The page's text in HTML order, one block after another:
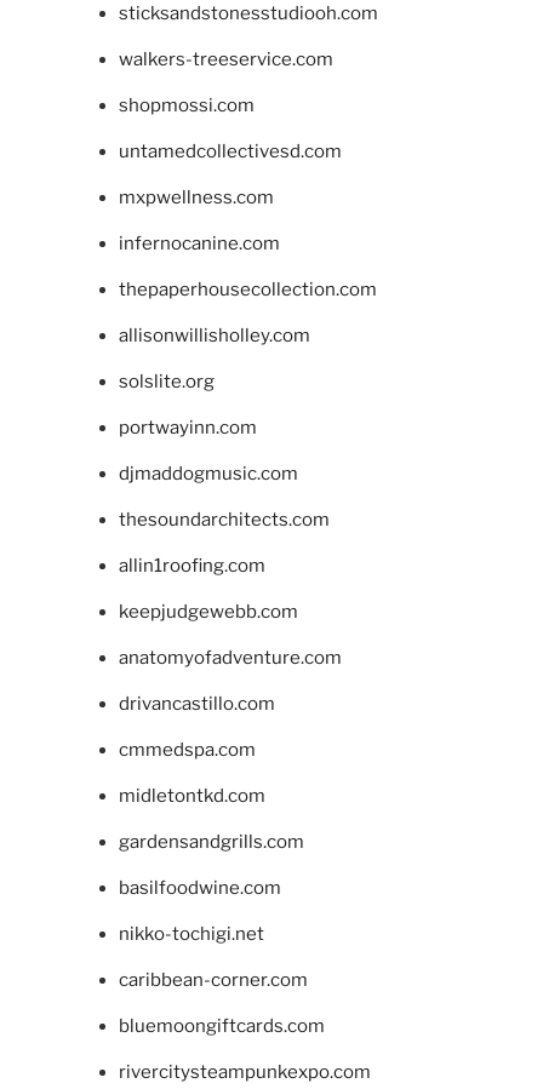
sticksandstonesstudiooh.com
walkers-treeservice.com
shopmossi.com
untamedcollectivesd.com
mxpwellness.com
infernocanine.com
thepaperhousecollection.com
allisonwillisholley.com
solslite.org
portwayinn.com
djmaddogmusic.com
thesoundarchitects.com
allin1roofing.com
keepjudgewebb.com
anatomyofadventure.com
drivancastillo.com
cmmedspa.com
midletontkd.com
gardensandgrills.com
basilfoodwine.com
nikko-tochigi.net
caribbean-corner.com
bluemoongiftcards.com
rivercitysteampunkexpo.com